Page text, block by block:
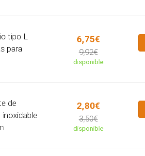
tipo L
para
6,75€
9,92€
disponible
de
2,80€
3,50€
disponible